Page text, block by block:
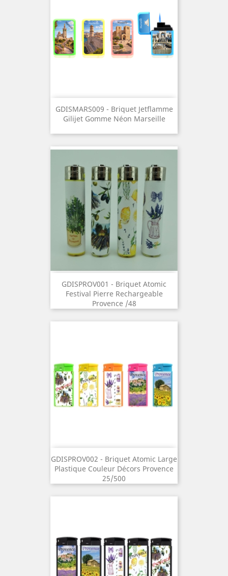
GDISMARS009 - Briquet Jetflamme
Gilijet Gomme Néon Marseille
GDISPROV001 - Briquet Atomic
Festival Pierre Rechargeable
Provence /48
GDISPROV002 - Briquet Atomic Large
Plastique Couleur Décors Provence
25/500